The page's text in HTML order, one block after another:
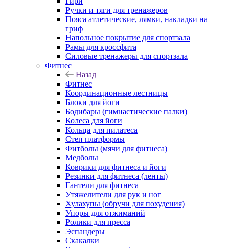
Ручки и тяги для тренажеров
Пояса атлетические, лямки, накладки на
гриф
Напольное покрытие для спортзала
Рамы для кроссфита
Силовые тренажеры для спортзала
Фитнес
Назад
Фитнес
Координационные лестницы
Блоки для йоги
Бодибары (гимнастические палки)
Колеса для йоги
Кольца для пилатеса
Степ платформы
Фитболы (мячи для фитнеса)
Медболы
Коврики для фитнеса и йоги
Резинки для фитнеса (ленты)
Гантели для фитнеса
Утяжелители для рук и ног
Хулахупы (обручи для похудения)
Упоры для отжиманий
Ролики для пресса
Эспандеры
Скакалки